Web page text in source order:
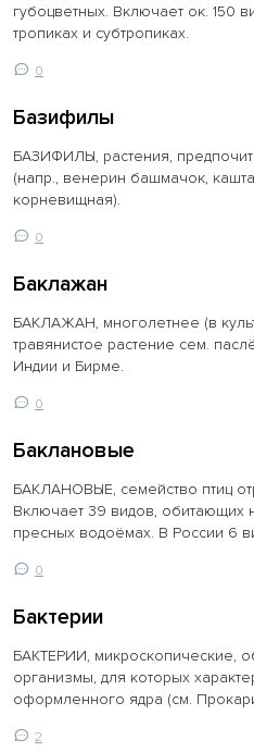
губоцветных. Включает ок. 150
тропиках и субтропиках.
0
Базифилы
БАЗИФИЛЫ, растения,
(напр., венерин башмачок,
корневищная).
0
Баклажан
БАКЛАЖАН, многолетнее (в
травянистое растение сем.
Индии и Бирме.
0
Баклановые
БАКЛАНОВЫЕ, семейство птиц
Включает 39 видов, обитающих
пресных водоёмах. В России 6
0
Бактерии
БАКТЕРИИ, микроскопические,
организмы, для которых
оформленного ядра (см.
2